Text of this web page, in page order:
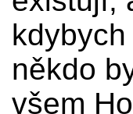
někdo
všem